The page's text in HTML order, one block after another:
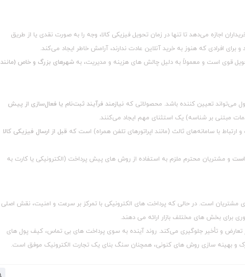
اجازه می‌دهد تا تنها در زمان تحویل فیزیکی کالا، وجه را به صورت نقدی یا از طریق
افرادی که هنوز به خرید آنلاین عادت ندارند، آرامش خاطر ایجاد می‌کند.
قوی است و معمولاً به دلیل چالش‌ های هزینه و مدیریت، به شهرهای بزرگ و خاص (مانند
تعیین‌ کننده باشد. محصولاتی که نیازمند فرآیند ثبت‌نام یا فعال‌سازی از پیش
مبتنی بر شناسه) یک استثنای مهم ایجاد می‌کنند.
با سامانه‌های ثالث (مانند اپراتورهای تلفن همراه) است که قبل از ارسال فیزیکی کالا
است و مشتریان محترم ملزم به استفاده از روش‌ های پیش‌ پرداخت (الکترونیکی یا کارت به
مشتریان است. در حالی که پرداخت‌ های الکترونیکی با تمرکز بر سرعت و امنیت، نقش اصلی
برای بخش‌ های مختلف بازار ارائه می‌ دهند.
و تأخیر جلوگیری می‌کند. روند آینده به سوی پرداخت‌ های بی‌ تماس، کیف پول‌ های
و بهینه‌ سازی روش‌ های کنونی، همچنان سنگ بنای یک تجارت الکترونیک موفق است.